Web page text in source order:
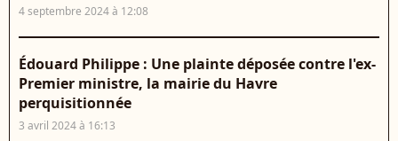
4 septembre 2024 à 12:08
Édouard Philippe : Une plainte déposée contre l'ex-
Premier ministre, la mairie du Havre
perquisitionnée
3 avril 2024 à 16:13